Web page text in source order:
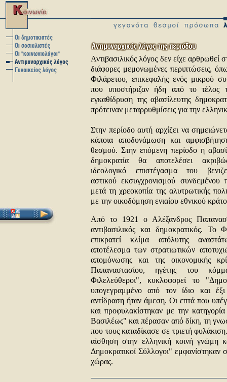
Αντιβασιλικός λόγος δεν είχε αρθρωθεί
διάφορες μεμονωμένες περιπτώσεις,
Φιλάρετου, επικεφαλής ενός μικρού
που υποστήριζαν ήδη από το τέλος
εγκαθίδρυση της αβασίλευτης
πρότειναν μεταρρυθμίσεις για την
Στην περίοδο αυτή αρχίζει να
κάποια αποδυνάμωση και
θεσμού. Στην επόμενη περίοδο η
δημοκρατία θα αποτελέσει
ιδεολογικό επιστέγασμα του
αστικού εκσυγχρονισμού συνδεμένου
μετά τη χρεοκοπία της αλυτρωτικής
με την οικοδόμηση ενιαίου εθνικού
Από το 1921 ο Αλέξανδρος
αντιβασιλικός και δημοκρατικός. Το
επικρατεί κλίμα απόλυτης
αποτέλεσμα των στρατιωτικών
απομόνωσης και της οικονομικής
Παπαναστασίου, ηγέτης του
Φιλελεύθεροι", κυκλοφορεί το
υπογεγραμμένο από τον ίδιο και
αντίδραση ήταν άμεση. Οι επτά που
και προφυλακίστηκαν με την
Βασιλέως" και πέρασαν από δίκη, τη
που τους καταδίκασε σε τριετή
αίσθηση στην ελληνική κοινή γνώμη
Δημοκρατικοί Σύλλογοι" εμφανίστηκαν
χώρας.